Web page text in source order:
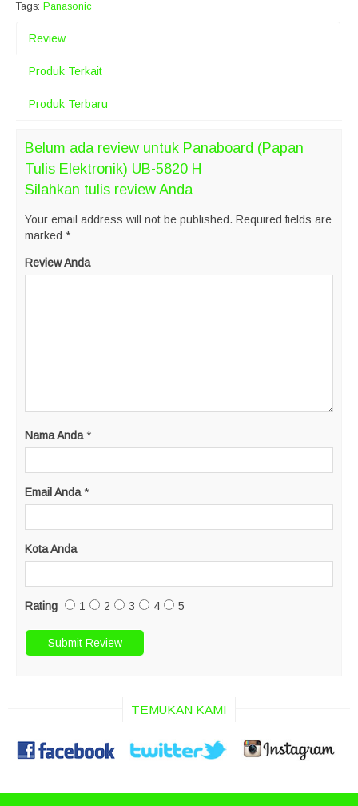
Tags: Panasonic
Review
Produk Terkait
Produk Terbaru
Belum ada review untuk Panaboard (Papan
Tulis Elektronik) UB-5820 H
Silahkan tulis review Anda
Your email address will not be published. Required fields are
marked *
Review Anda
Nama Anda *
Email Anda *
Kota Anda
Rating 1 2 3 4 5
TEMUKAN KAMI